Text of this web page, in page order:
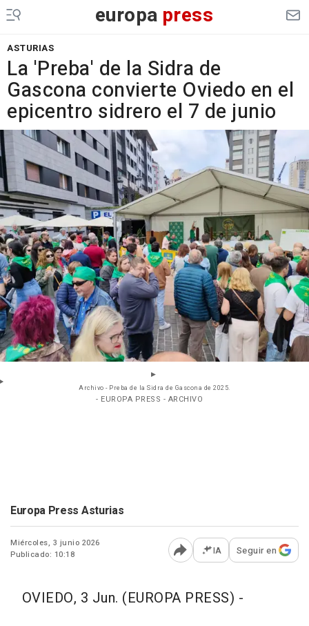
europa press
ASTURIAS
La 'Preba' de la Sidra de
Gascona convierte Oviedo en el
epicentro sidrero el 7 de junio
Archivo - Preba de la Sidra de Gascona de 2025.
- EUROPA PRESS - ARCHIVO
Europa Press Asturias
Miércoles, 3 junio 2026
Publicado: 10:18
Abrir opciones para
IA Seguir en
OVIEDO, 3 Jun. (EUROPA PRESS) -